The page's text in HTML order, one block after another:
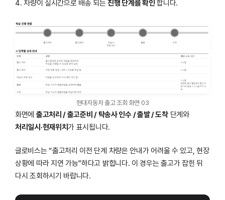
4. 차량이 실시간으로 배송 되는진행 단계를 확인 합니다.
현대자동차 출고 조회 화면 03
화면에 출고처리 / 출고준비 / 탁송사 인수 / 출발 / 도착단계와
처리일시·현재위치가 표시됩니다.
글로비스는 “출고처리 이전 단계 차량은 안내가 어려울 수 있고, 현장
상황에 따라 지연 가능”하다고 밝힙니다. 이 경우는 출고가 잡힌 뒤
다시 조회하시기 바랍니다.